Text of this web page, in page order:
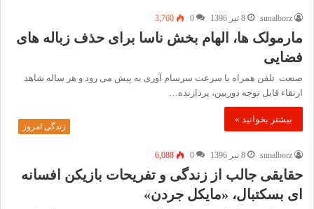
sunalborz 8 تیر 1396 0
3,760
مارمولک ها، الهام بخش ناسا برای حذف زباله های
فضایی
صنعت تلفن همراه با سرعت سرسام آوری به پیش می رود و هر ساله شاهد
ارتقاء قابل توجه دوربین، پردازنده…
بیشتر بخوانید »
زندگی امروز
sunalborz 8 تیر 1396 0
6,088
حقایقی جالب از زندگی و تفریحات بازیکن افسانه
ای بسکتبال، «مایکل جردن»